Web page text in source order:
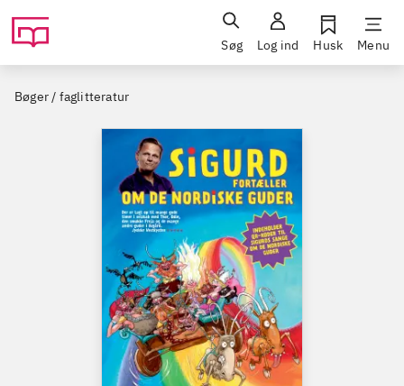
Søg Log ind Husk Menu
Bøger / faglitteratur